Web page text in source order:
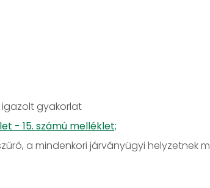
igazolt gyakorlat
- 15. számú melléklet;
a mindenkori járványügyi helyzetnek